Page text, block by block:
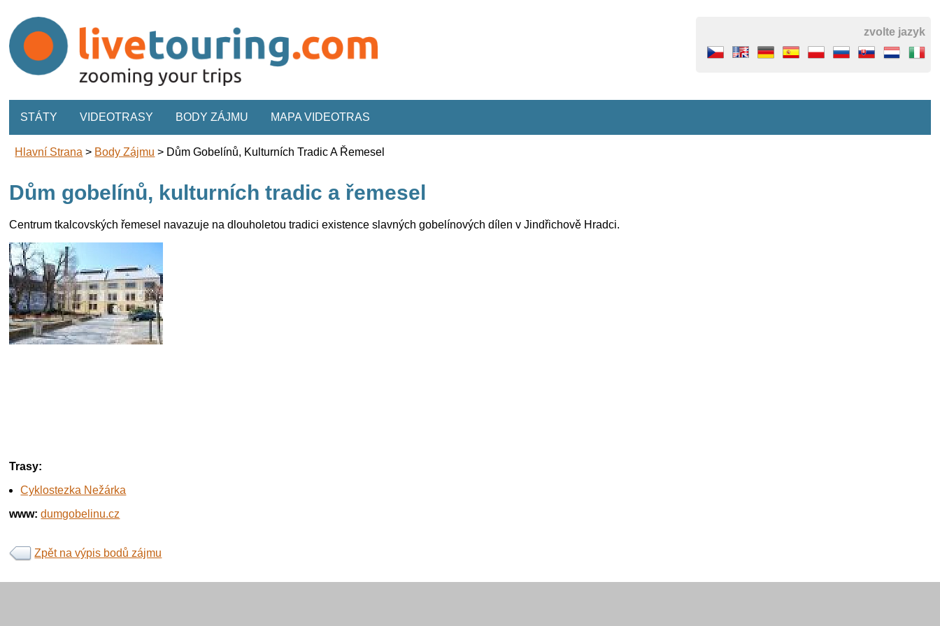
zvolte jazyk
STÁTY VIDEOTRASY BODY ZÁJMU MAPA VIDEOTRAS
Hlavní Strana > Body Zájmu > Dům Gobelínů, Kulturních Tradic A Řemesel
Dům gobelínů, kulturních tradic a řemesel
Centrum tkalcovských řemesel navazuje na dlouholetou tradici existence slavných gobelínových dílen v Jindřichově Hradci.
Trasy:
Cyklostezka Nežárka
www: dumgobelinu.cz
Zpět na výpis bodů zájmu